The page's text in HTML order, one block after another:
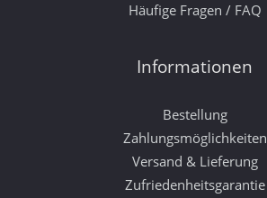
Häufige Fragen / FAQ
Informationen
Bestellung
Zahlungsmöglichkeiten
Versand & Lieferung
Zufriedenheitsgarantie